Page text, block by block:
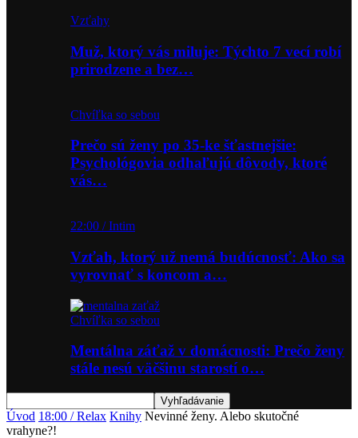
Vzťahy
Muž, ktorý vás miluje: Týchto 7 vecí robí
prirodzene a bez…
Chvíľka so sebou
Prečo sú ženy po 35-ke šťastnejšie:
Psychológovia odhaľujú dôvody, ktoré
vás…
22:00 / Intim
Vzťah, ktorý už nemá budúcnosť: Ako sa
vyrovnať s koncom a…
Chvíľka so sebou
Mentálna záťaž v domácnosti: Prečo ženy
stále nesú väčšinu starostí o…
Úvod 18:00 / Relax Knihy Nevinné ženy. Alebo skutočné
vrahyne?!